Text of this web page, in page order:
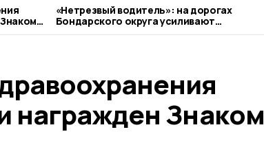
«Нетрезвый водитель»: на дорогах
Бондарского округа усиливают
контроль
награжден Знаком